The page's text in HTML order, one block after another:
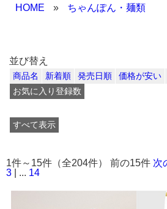
HOME » ちゃんぽん・麺類
並び替え
商品名 新着順 発売日順 価格が安い
お気に入り登録数
すべて表示
1件～15件（全204件） 前の15件 次
3 | ... 14